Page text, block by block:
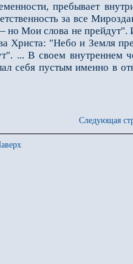
пребывает
за все
но Мои слова не прейдут".
Христа: "Небо и Земля
... В своем внутреннем
себя пустым именно в
Следующая